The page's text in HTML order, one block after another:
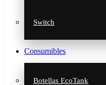
Switch
Consumibles
Botellas EcoTank